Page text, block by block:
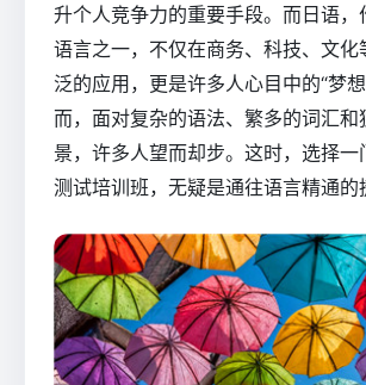
升个人竞争力的重要手段。而日语，
语言之一，不仅在商务、科技、文化
泛的应用，更是许多人心目中的“梦
而，面对复杂的语法、繁多的词汇和
景，许多人望而却步。这时，选择一
测试培训班，无疑是通往语言精通的